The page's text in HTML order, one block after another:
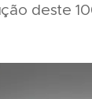
deste